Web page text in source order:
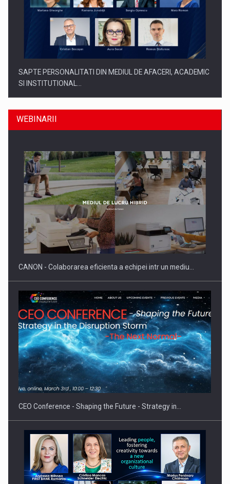
SAPTE PERSONALITATI DIN MEDIUL DE AFACERI, ACADEMIC
SI INSTITUTIONAL…
SYCLEF isi consolideaza prezenta in Romania printr-o a
doua…
Fondul de investitii BoldMind si echipa de management a…
WEBINARII
CANON - Colaborarea eficienta a echipei intr un mediu…
CEO Conference - Shaping the Future - Strategy in…